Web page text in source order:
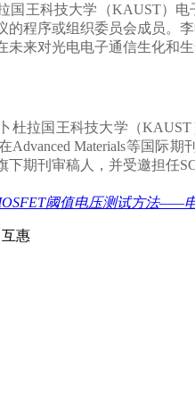
王科技大学（KAUST）电
的程序或组织委员会成员。
未来对光电电子通信生化和
杜拉国王科技大学（
Advanced Materials等国际
下期刊审稿人，并受邀担任
阈值电压测试方法——
惠